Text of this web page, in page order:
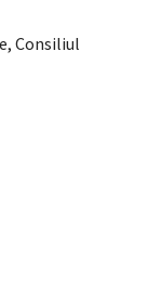
Consiliul